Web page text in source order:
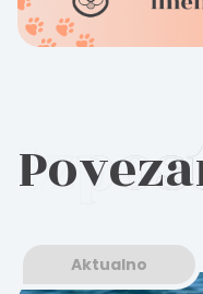
Aktualno